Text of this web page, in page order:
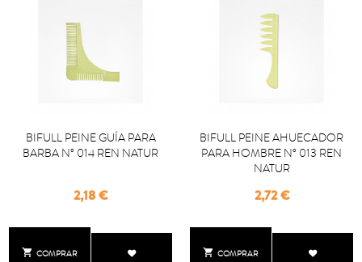
 COMPRAR
BIFULL PEINE GUÍA PARA
BARBA Nº 014 REN NATUR
Precio
2,18 €
 COMPRAR
BIFULL PEINE AHUECADOR
PARA HOMBRE Nº 013 REN
NATUR
Precio
2,72 €